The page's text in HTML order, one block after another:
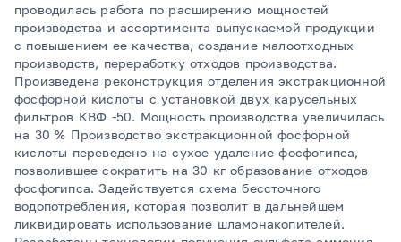
проводилась работа по расширению мощностей
производства и ассортимента выпускаемой продукции
с повышением ее качества, создание малоотходных
производств, переработку отходов производства.
Произведена реконструкция отделения экстракционной
фосфорной кислоты с установкой двух карусельных
фильтров КВФ -50. Мощность производства увеличилась
на 30 % Производство экстракционной фосфорной
кислоты переведено на сухое удаление фосфогипса,
позволившее сократить на 30 кг образование отходов
фосфогипса. Задействуется схема бессточного
водопотребления, которая позволит в дальнейшем
ликвидировать использование шламонакопителей.